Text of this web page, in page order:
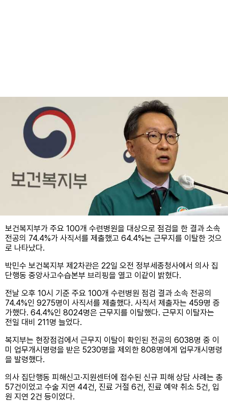
보건복지부가 주요 100개 수련병원을 대상으로 점검을 한 결과 소속
전공의 74.4%가 사직서를 제출했고 64.4%는 근무지를 이탈한 것으
로 나타났다.
박민수 보건복지부 제2차관은 22일 오전 정부세종청사에서 의사 집
단행동 중앙사고수습본부 브리핑을 열고 이같이 밝혔다.
전날 오후 10시 기준 주요 100개 수련병원 점검 결과 소속 전공의
74.4%인 9275명이 사직서를 제출했다. 사직서 제출자는 459명 증
가했다. 64.4%인 8024명은 근무지를 이탈했다. 근무지 이탈자는
전일 대비 211명 늘었다.
복지부는 현장점검에서 근무지 이탈이 확인된 전공의 6038명 중 이
미 업무개시명령을 받은 5230명을 제외한 808명에게 업무개시명령
을 발령했다.
의사 집단행동 피해신고·지원센터에 접수된 신규 피해 상담 사례는 총
57건이었고 수술 지연 44건, 진료 거절 6건, 진료 예약 취소 5건, 입
원 지연 2건 등이었다.